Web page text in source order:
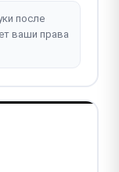
после
ваши права